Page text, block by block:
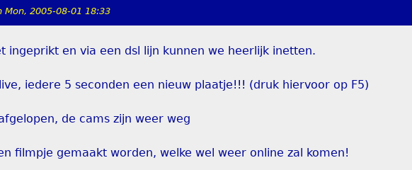
Mon, 2005-08-01 18:33
ingeprikt en via een dsl lijn kunnen we heerlijk inetten.
live, iedere 5 seconden een nieuw plaatje!!! (druk hiervoor op F5)
de cams zijn weer weg
filmpje gemaakt worden, welke wel weer online zal komen!